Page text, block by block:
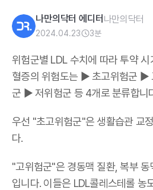
나만의닥터 에디터 나만의닥터
2024.04.23 3분
위험군별 LDL 수치에 따라 투약 시
혈증의 위험도는 ▶ 초고위험군 ▶
군 ▶ 저위험군 등 4개로 분류합니
우선 "초고위험군"은 생활습관 교
다.
"고위험군"은 경동맥 질환, 복부
입니다. 이들은 LDL콜레스테롤